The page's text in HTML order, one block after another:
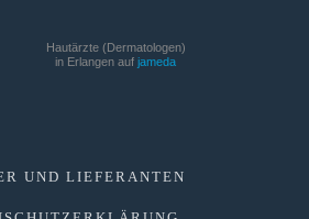
Hautärzte (Dermatologen)
in Erlangen auf jameda
UND LIEFERANTEN